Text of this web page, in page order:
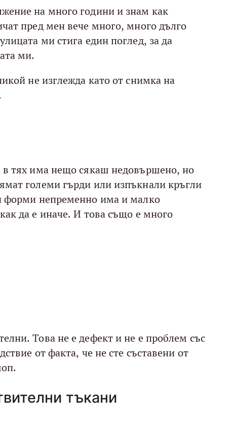
на много години и знам как
пред мен вече много, много дълго
ми стига един поглед, за да
ми.
не изглежда като от снимка на
в тях има нещо сякаш недовършено, но
големи гърди или изпъкнали кръгли
форми непременно има и малко
да е иначе. И това също е много
Това не е дефект и не е проблем със
от факта, че не сте съставени от
тъкани